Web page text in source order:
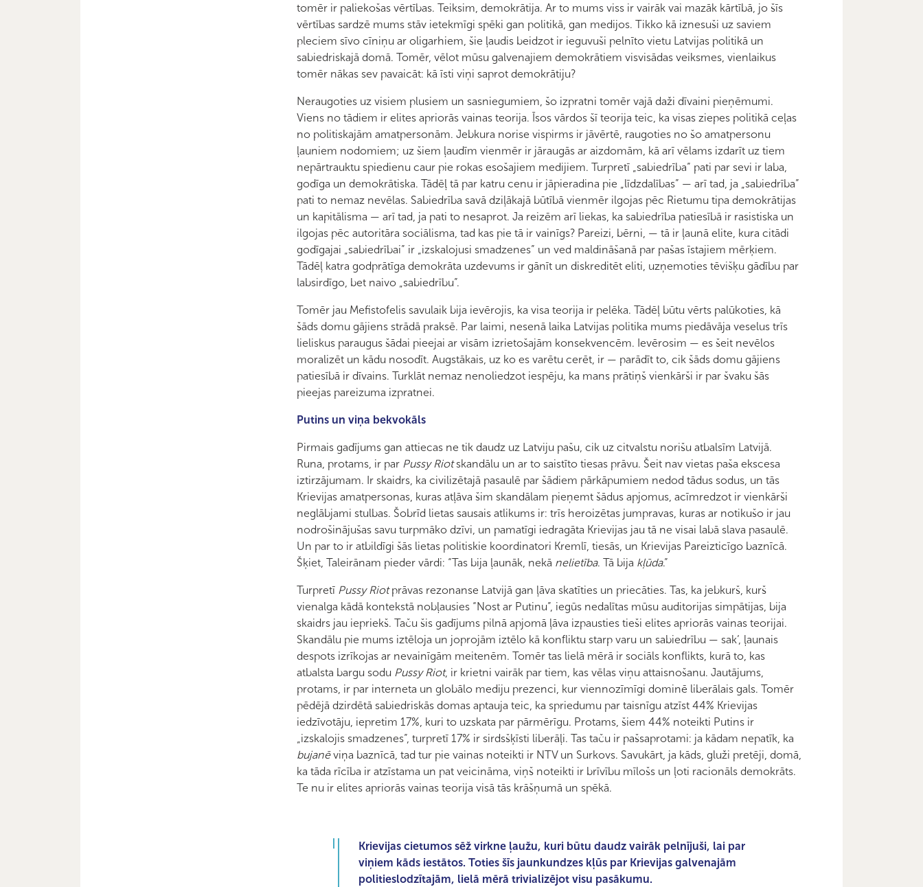
tomēr ir paliekošas vērtības. Teiksim, demokrātija. Ar to mums viss ir vairāk vai mazāk kārtībā, jo šīs
vērtības sardzē mums stāv ietekmīgi spēki gan politikā, gan medijos. Tikko kā iznesuši uz saviem
pleciem sīvo cīniņu ar oligarhiem, šie ļaudis beidzot ir ieguvuši pelnīto vietu Latvijas politikā un
sabiedriskajā domā. Tomēr, vēlot mūsu galvenajiem demokrātiem visvisādas veiksmes, vienlaikus
tomēr nākas sev pavaicāt: kā īsti viņi saprot demokrātiju?
Neraugoties uz visiem plusiem un sasniegumiem, šo izpratni tomēr vajā daži dīvaini pieņēmumi.
Viens no tādiem ir elites apriorās vainas teorija. Īsos vārdos šī teorija teic, ka visas ziepes politikā ceļas
no politiskajām amatpersonām. Jebkura norise vispirms ir jāvērtē, raugoties no šo amatpersonu
ļauniem nodomiem; uz šiem ļaudīm vienmēr ir jāraugās ar aizdomām, kā arī vēlams izdarīt uz tiem
nepārtrauktu spiedienu caur pie rokas esošajiem medijiem. Turpretī „sabiedrība” pati par sevi ir laba,
godīga un demokrātiska. Tādēļ tā par katru cenu ir jāpieradina pie „līdzdalības” — arī tad, ja „sabiedrība”
pati to nemaz nevēlas. Sabiedrība savā dziļākajā būtībā vienmēr ilgojas pēc Rietumu tipa demokrātijas
un kapitālisma — arī tad, ja pati to nesaprot. Ja reizēm arī liekas, ka sabiedrība patiesībā ir rasistiska un
ilgojas pēc autoritāra sociālisma, tad kas pie tā ir vainīgs? Pareizi, bērni, — tā ir ļaunā elite, kura citādi
godīgajai „sabiedrībai” ir „izskalojusi smadzenes” un ved maldināšanā par pašas īstajiem mērķiem.
Tādēļ katra godprātīga demokrāta uzdevums ir gānīt un diskreditēt eliti, uzņemoties tēvišķu gādību par
labsirdīgo, bet naivo „sabiedrību”.
Tomēr jau Mefistofelis savulaik bija ievērojis, ka visa teorija ir pelēka. Tādēļ būtu vērts palūkoties, kā
šāds domu gājiens strādā praksē. Par laimi, nesenā laika Latvijas politika mums piedāvāja veselus trīs
lieliskus paraugus šādai pieejai ar visām izrietošajām konsekvencēm. Ievērosim — es šeit nevēlos
moralizēt un kādu nosodīt. Augstākais, uz ko es varētu cerēt, ir — parādīt to, cik šāds domu gājiens
patiesībā ir dīvains. Turklāt nemaz nenoliedzot iespēju, ka mans prātiņš vienkārši ir par švaku šās
pieejas pareizuma izpratnei.
Putins un viņa bekvokāls
Pirmais gadījums gan attiecas ne tik daudz uz Latviju pašu, cik uz citvalstu norišu atbalsīm Latvijā.
Runa, protams, ir par Pussy Riotskandālu un ar to saistīto tiesas prāvu. Šeit nav vietas paša ekscesa
iztirzājumam. Ir skaidrs, ka civilizētajā pasaulē par šādiem pārkāpumiem nedod tādus sodus, un tās
Krievijas amatpersonas, kuras atļāva šim skandālam pieņemt šādus apjomus, acīmredzot ir vienkārši
neglābjami stulbas. Šobrīd lietas sausais atlikums ir: trīs heroizētas jumpravas, kuras ar notikušo ir jau
nodrošinājušas savu turpmāko dzīvi, un pamatīgi iedragāta Krievijas jau tā ne visai labā slava pasaulē.
Un par to ir atbildīgi šās lietas politiskie koordinatori Kremlī, tiesās, un Krievijas Pareizticīgo baznīcā.
Šķiet, Taleirānam pieder vārdi: “Tas bija ļaunāk, nekā nelietība. Tā bija kļūda.”
Turpretī Pussy Riotprāvas rezonanse Latvijā gan ļāva skatīties un priecāties. Tas, ka jebkurš, kurš
vienalga kādā kontekstā nobļausies “Nost ar Putinu”, iegūs nedalītas mūsu auditorijas simpātijas, bija
skaidrs jau iepriekš. Taču šis gadījums pilnā apjomā ļāva izpausties tieši elites apriorās vainas teorijai.
Skandālu pie mums iztēloja un joprojām iztēlo kā konfliktu starp varu un sabiedrību — sak’, ļaunais
despots izrīkojas ar nevainīgām meitenēm. Tomēr tas lielā mērā ir sociāls konflikts, kurā to, kas
atbalsta bargu sodu Pussy Riot, ir krietni vairāk par tiem, kas vēlas viņu attaisnošanu. Jautājums,
protams, ir par interneta un globālo mediju prezenci, kur viennozīmīgi dominē liberālais gals. Tomēr
pēdējā dzirdētā sabiedriskās domas aptauja teic, ka spriedumu par taisnīgu atzīst 44% Krievijas
iedzīvotāju, iepretim 17%, kuri to uzskata par pārmērīgu. Protams, šiem 44% noteikti Putins ir
„izskalojis smadzenes”, turpretī 17% ir sirdsšķīsti liberāļi. Tas taču ir pašsaprotami: ja kādam nepatīk, ka
bujanēviņa baznīcā, tad tur pie vainas noteikti ir NTV un Surkovs. Savukārt, ja kāds, gluži pretēji, domā,
ka tāda rīcība ir atzīstama un pat veicināma, viņš noteikti ir brīvību mīlošs un ļoti racionāls demokrāts.
Te nu ir elites apriorās vainas teorija visā tās krāšņumā un spēkā.
Krievijas cietumos sēž virkne ļaužu, kuri būtu daudz vairāk pelnījuši, lai par
viņiem kāds iestātos. Toties šīs jaunkundzes kļūs par Krievijas galvenajām
politieslodzītajām, lielā mērā trivializējot visu pasākumu.